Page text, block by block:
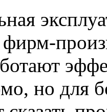
фирм-
но для